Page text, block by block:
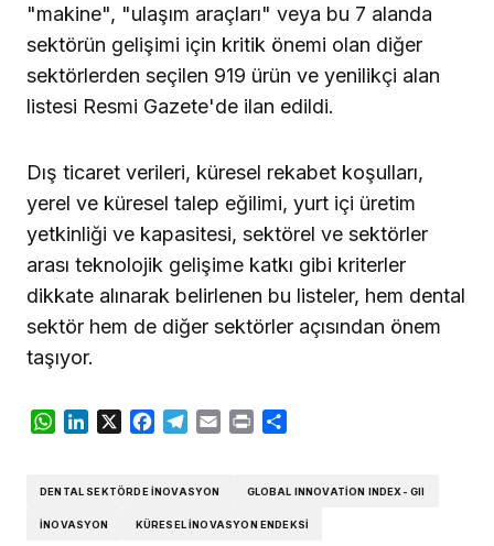
"makine", "ulaşım araçları" veya bu 7 alanda
sektörün gelişimi için kritik önemi olan diğer
sektörlerden seçilen 919 ürün ve yenilikçi alan
listesi Resmi Gazete'de ilan edildi.
Dış ticaret verileri, küresel rekabet koşulları,
yerel ve küresel talep eğilimi, yurt içi üretim
yetkinliği ve kapasitesi, sektörel ve sektörler
arası teknolojik gelişime katkı gibi kriterler
dikkate alınarak belirlenen bu listeler, hem dental
sektör hem de diğer sektörler açısından önem
taşıyor.
WhatsApp
LinkedIn
X Facebook
Telegram
Email Print
DENTAL SEKTÖRDE İNOVASYON GLOBAL INNOVATION INDEX- GII
INOVASYON KÜRESEL İNOVASYON ENDEKSI